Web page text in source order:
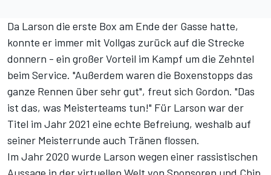
Da Larson die erste Box am Ende der Gasse hatte,
konnte er immer mit Vollgas zurück auf die Strecke
donnern - ein großer Vorteil im Kampf um die Zehntel
beim Service. "Außerdem waren die Boxenstopps das
ganze Rennen über sehr gut", freut sich Gordon. "Das
ist das, was Meisterteams tun!" Für Larson war der
Titel im Jahr 2021 eine echte Befreiung, weshalb auf
seiner Meisterrunde auch Tränen flossen.
Im Jahr 2020 wurde Larson wegen einer rassistischen